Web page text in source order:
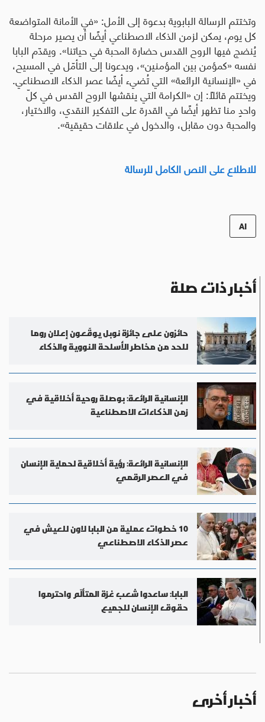
وتختتم الرسالة البابوية بدعوة إلى الأمل: «في الأمانة المتواضعة
كل يوم، يمكن لزمن الذكاء الاصطناعي أيضًا أن يصير مرحلة
يُنضج فيها الروح القدس حضارة المحبة في حياتنا». ويقدّم البابا
نفسه «كمؤمن بين المؤمنين»، ويدعونا إلى التأمّل في المسيح،
في «الإنسانية الرائعة» التي تُضيء أيضًا عصر الذكاء الاصطناعي.
ويختتم قائلًا: إن «الكرامة التي ينقشها الروح القدس في كلّ
واحدٍ منا تظهر أيضًا في القدرة على التفكير النقدي، والاختيار،
والمحبة دون مقابل، والدخول في علاقات حقيقية».
للاطلاع على النص الكامل للرسالة
AI
أخبار ذات صلة
حائزون على جائزة نوبل يوقّعون إعلان روما
للحد من مخاطر الأسلحة النووية والذكاء
الإنسانية الرائعة: بوصلة روحية أخلاقية في
زمن الذكاءات الاصطناعية
الإنسانية الرائعة: رؤية أخلاقية لحماية الإنسان
في العصر الرقمي
10 خطوات عملية من البابا لاون للعيش في
عصر الذكاء الاصطناعي
البابا: ساعدوا شعب غزة المتألّم واحترموا
حقوق الإنسان للجميع
أخبار أخرى